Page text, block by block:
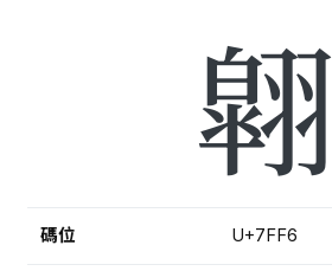
翶
碼位 U+7FF6